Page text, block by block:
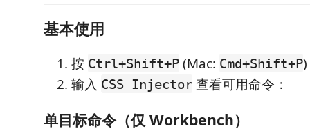
基本使用
按 Ctrl+Shift+P (Mac: Cmd+Shift+P
输入 CSS Injector 查看可用命令：
单目标命令（仅 Workbench）